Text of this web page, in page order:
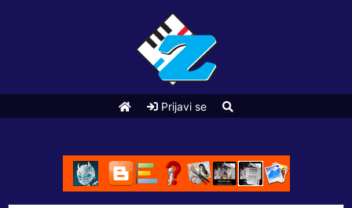
Prijavi se